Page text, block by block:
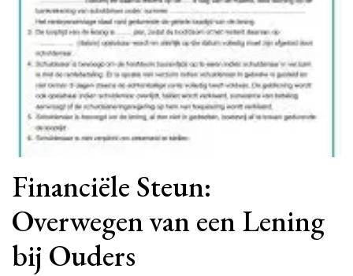
Financiële Steun:
Overwegen van een Lening
bij Ouders